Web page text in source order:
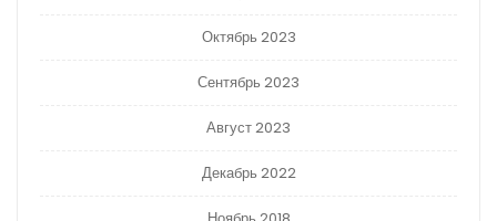
Октябрь 2023
Сентябрь 2023
Август 2023
Декабрь 2022